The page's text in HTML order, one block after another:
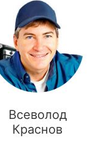
Всеволод
Краснов